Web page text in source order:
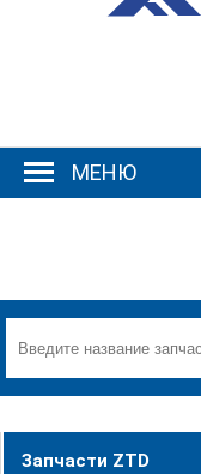
МЕНЮ
Запчасти ZTD